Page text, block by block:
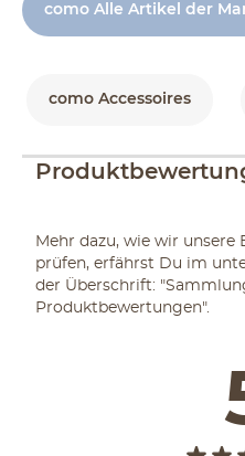
como Alle Artikel der
como Accessoires
Mehr dazu, wie wir
prüfen, erfährst Du im
der Überschrift:
Produktbewertungen".